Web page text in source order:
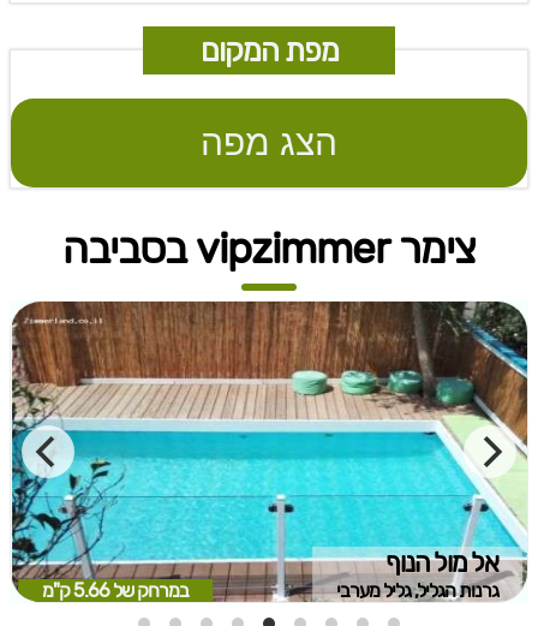
מפת המקום
הצג מפה
צימר vipzimmer בסביבה
אל מול הנוף
גרנות הגליל, גליל מערבי במרחק של 5.66 ק"מ